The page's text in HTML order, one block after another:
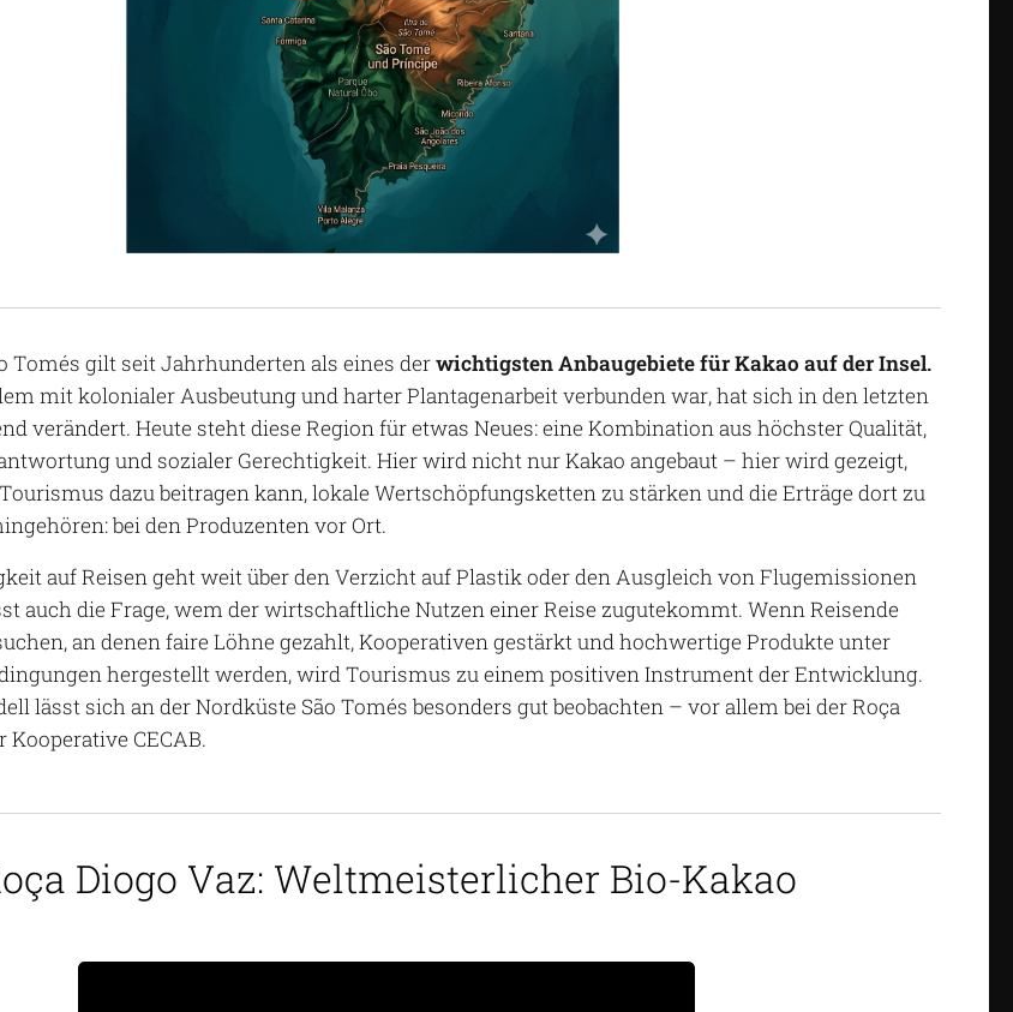
Tomés gilt seit Jahrhunderten als eines derwichtigsten Anbaugebiete für Kakao auf der Insel.
mit kolonialer Ausbeutung und harter Plantagenarbeit verbunden war, hat sich in den letzten
verändert. Heute steht diese Region für etwas Neues: eine Kombination aus höchster Qualität,
und sozialer Gerechtigkeit. Hier wird nicht nur Kakao angebaut – hier wird gezeigt,
dazu beitragen kann, lokale Wertschöpfungsketten zu stärken und die Erträge dort zu
bei den Produzenten vor Ort.
auf Reisen geht weit über den Verzicht auf Plastik oder den Ausgleich von Flugemissionen
auch die Frage, wem der wirtschaftliche Nutzen einer Reise zugutekommt. Wenn Reisende
an denen faire Löhne gezahlt, Kooperativen gestärkt und hochwertige Produkte unter
hergestellt werden, wird Tourismus zu einem positiven Instrument der Entwicklung.
lässt sich an der Nordküste São Tomés besonders gut beobachten – vor allem bei der Roça
Kooperative CECAB.
Diogo Vaz: Weltmeisterlicher Bio-Kakao